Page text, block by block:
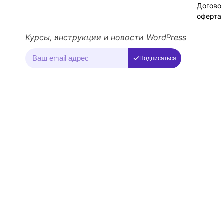
оферта
Курсы, инструкции и новости WordPress
Подписаться